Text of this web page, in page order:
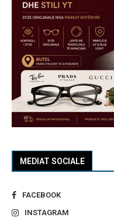
MEDIAT SOCIALE
FACEBOOK
INSTAGRAM